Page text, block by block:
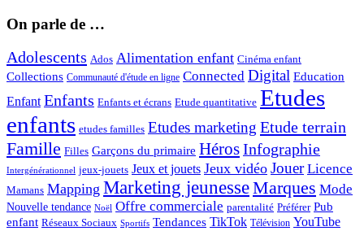
On parle de …
Adolescents Ados Alimentation enfant Cinéma enfant
Collections Communauté d'étude en ligne Connected Digital Education
Enfant Enfants Enfants et écrans Etude quantitative Etudes
enfants etudes familles Etudes marketing Etude terrain
Famille Filles Garçons du primaire HérosInfographie
Intergénérationnel jeux-jouets Jeux et jouets Jeux vidéo Jouer Licence
Mamans Mapping Marketing jeunesseMarques Mode
Nouvelle tendance Noël Offre commerciale parentalité Préférer Pub
enfant Réseaux Sociaux Sportifs Tendances TikTok Télévision YouTube